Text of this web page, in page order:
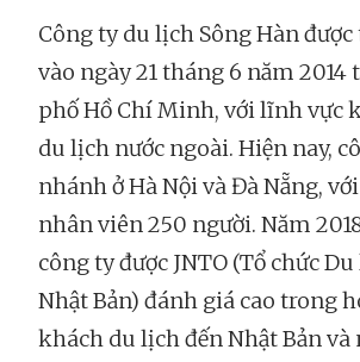
Công ty du lịch Sông Hàn
vào ngày 21 tháng 6 năm 2014
phố Hồ Chí Minh, với lĩnh vực
du lịch nước ngoài. Hiện nay,
nhánh ở Hà Nội và Đà Nẵng,
nhân viên 250 người. Năm
công ty được JNTO (Tổ chức
Nhật Bản) đánh giá cao trong
khách du lịch đến Nhật Bản và